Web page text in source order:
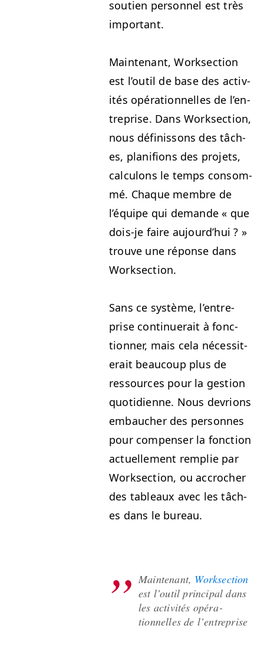
sou­tien per­son­nel est très
important.
Main­tenant, Work­sec­tion
est l’outil de base des activ­
ités opéra­tionnelles de l’en­
tre­prise. Dans Work­sec­tion,
nous définis­sons des tâch­
es, plan­i­fions des pro­jets,
cal­cu­lons le temps con­som­
mé. Chaque mem­bre de
l’équipe qui demande « que
dois-je faire aujour­d’hui ? »
trou­ve une réponse dans
Worksection.
Sans ce sys­tème, l’en­tre­
prise con­tin­uerait à fonc­
tion­ner, mais cela néces­sit­
erait beau­coup plus de
ressources pour la ges­tion
quo­ti­di­enne. Nous devri­ons
embauch­er des per­son­nes
pour com­penser la fonc­tion
actuelle­ment rem­plie par
Work­sec­tion, ou accrocher
des tableaux avec les tâch­
es dans le bureau.
Main­tenant, Work­sec­tion
est l’outil prin­ci­pal dans
les activ­ités opéra­
tionnelles de l’entreprise